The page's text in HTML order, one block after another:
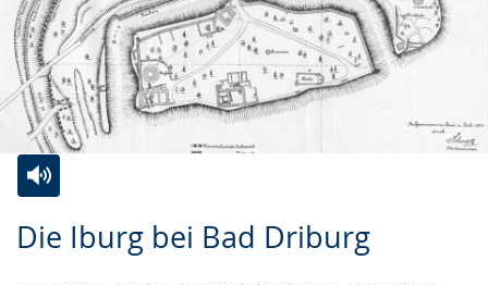
Die Iburg bei Bad Driburg
Leichten
Audio-
Video